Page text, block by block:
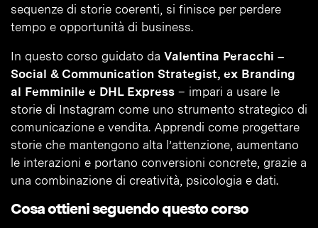
sequenze di storie coerenti, si finisce per perdere
tempo e opportunità di business.
In questo corso guidato da Valentina Peracchi –
Social & Communication Strategist, ex Branding
al Femminile e DHL Express – impari a usare le
storie di Instagram come uno strumento strategico di
comunicazione e vendita. Apprendi come progettare
storie che mantengono alta l’attenzione, aumentano
le interazioni e portano conversioni concrete, grazie a
una combinazione di creatività, psicologia e dati.
Cosa ottieni seguendo questo corso